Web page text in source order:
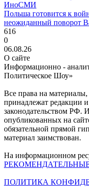
ИноСМИ
Польша готовится к
неожиданный поворот
616
0
06.08.26
О сайте
Информационно -
Политическое Шоу»
Все права на
принадлежат редакции
законодательством РФ.
опубликованных на
обязательной прямой
материал заимствован.
На информационном
ПОЛИТИКА